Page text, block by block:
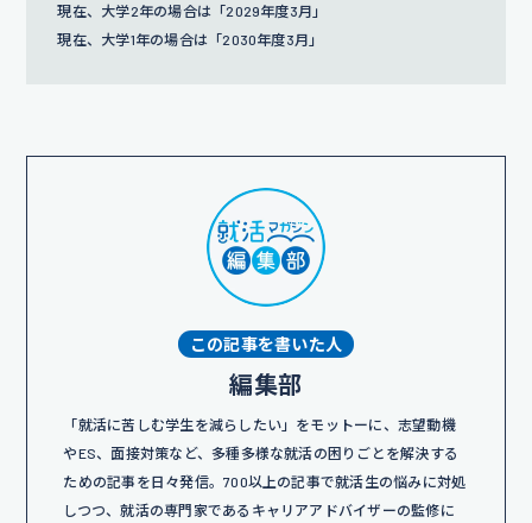
現在、大学2年の場合は「2029年度3月」
現在、大学1年の場合は「2030年度3月」
この記事を書いた人
編集部
「就活に苦しむ学生を減らしたい」をモットーに、志望動機
やES、面接対策など、多種多様な就活の困りごとを解決する
ための記事を日々発信。700以上の記事で就活生の悩みに対処
しつつ、就活の専門家であるキャリアアドバイザーの監修に